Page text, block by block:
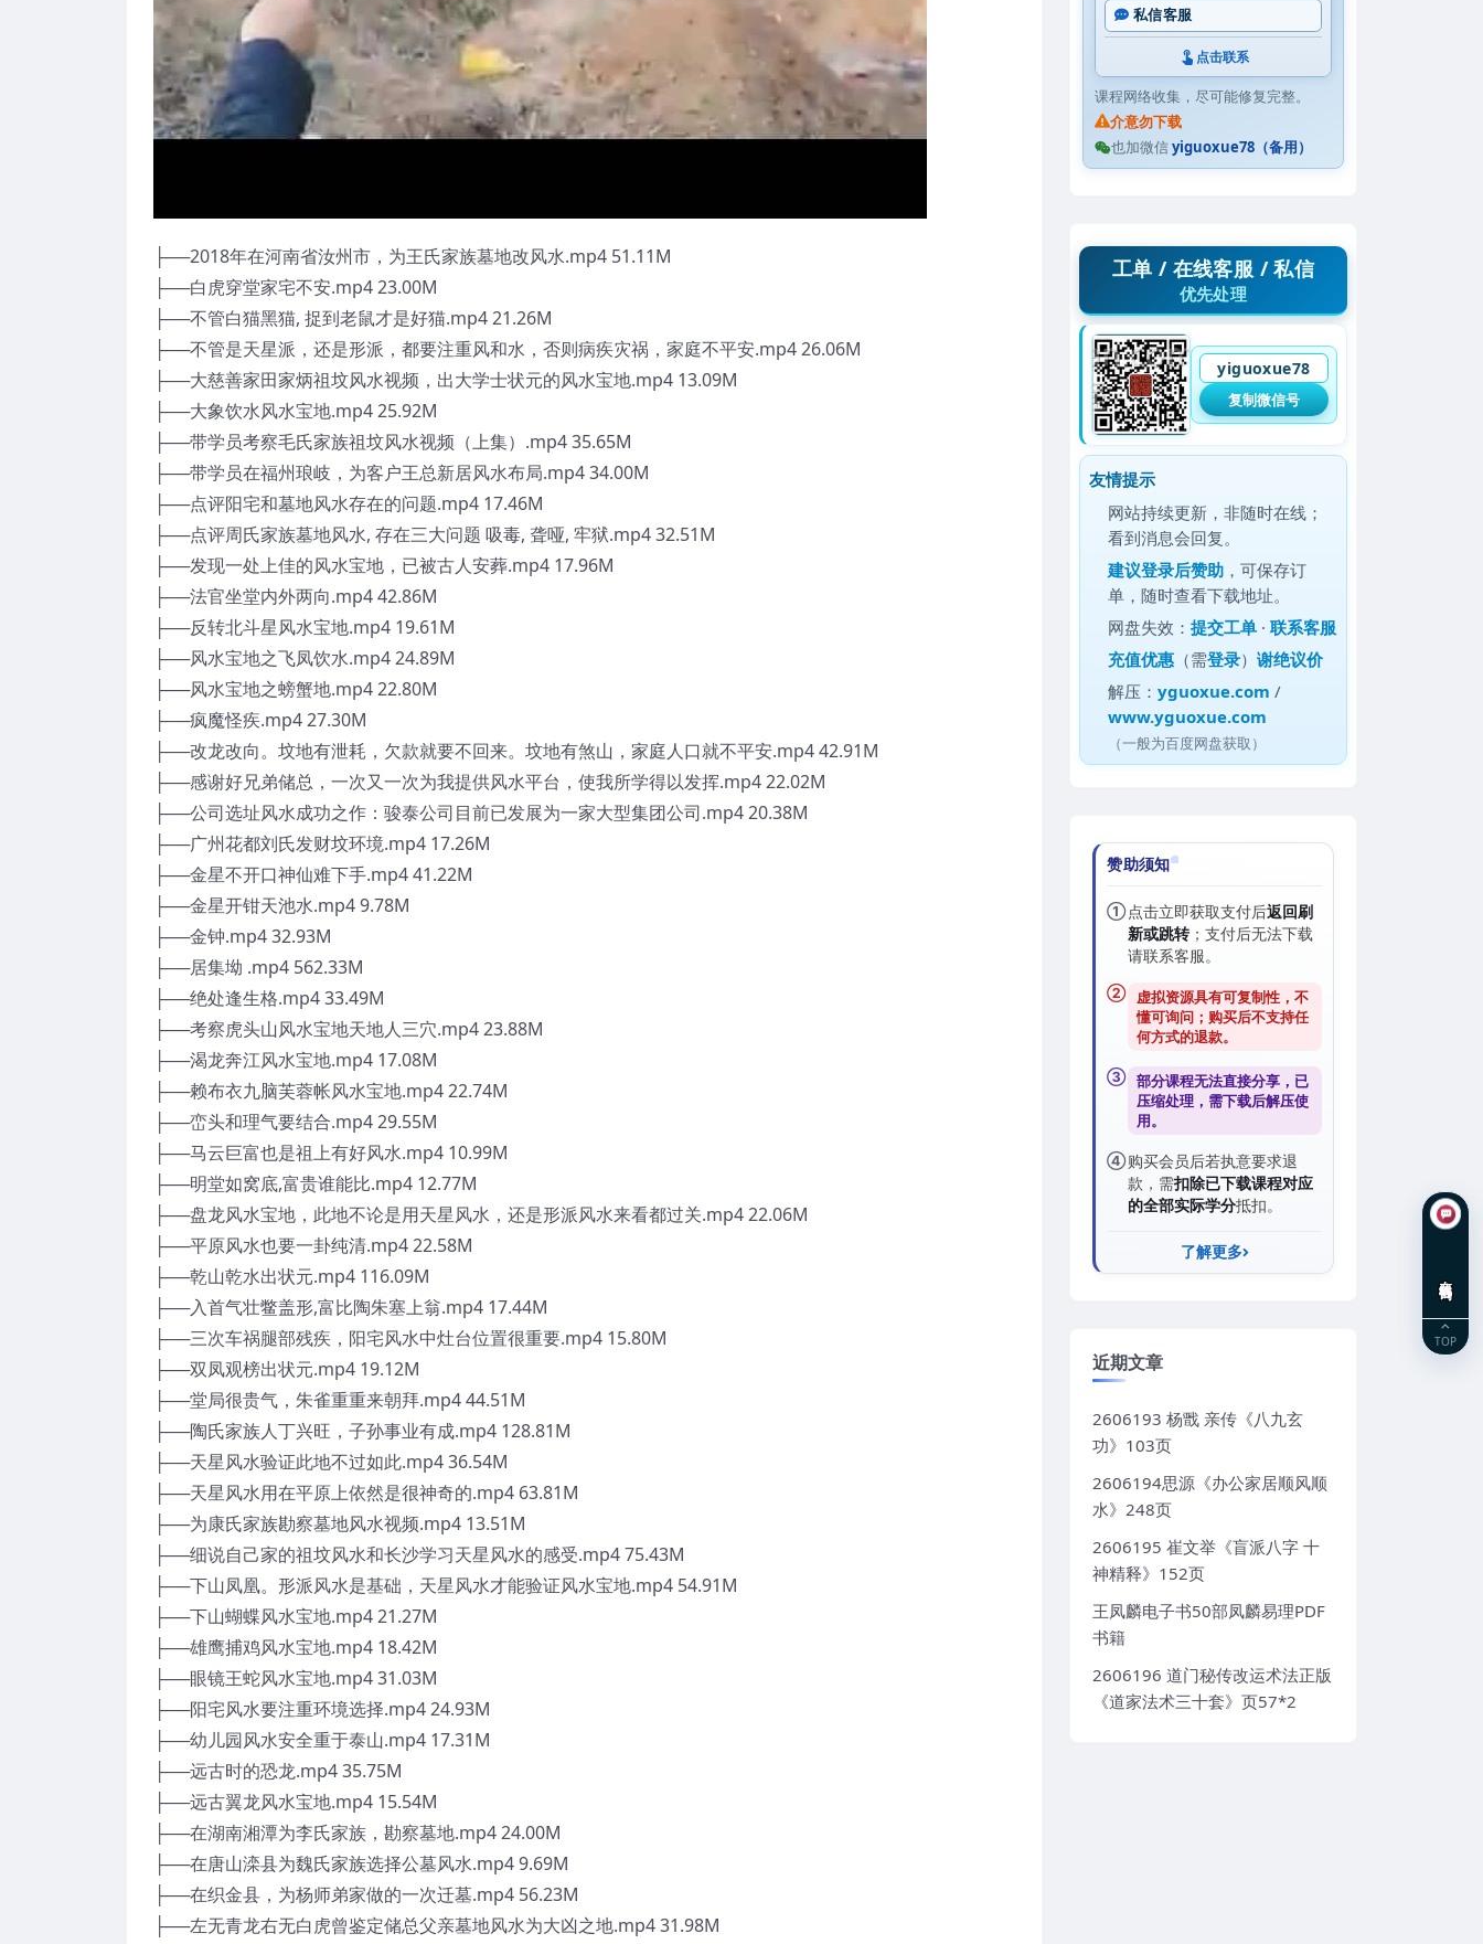
├──2018年在河南省汝州市，为王氏家族墓地改风水.mp4 51.11M
├──白虎穿堂家宅不安.mp4 23.00M
├──不管白猫黑猫, 捉到老鼠才是好猫.mp4 21.26M
├──不管是天星派，还是形派，都要注重风和水，否则病疾灾祸，家庭不平安.mp4 26.06M
├──大慈善家田家炳祖坟风水视频，出大学士状元的风水宝地.mp4 13.09M
├──大象饮水风水宝地.mp4 25.92M
├──带学员考察毛氏家族祖坟风水视频（上集）.mp4 35.65M
├──带学员在福州琅岐，为客户王总新居风水布局.mp4 34.00M
├──点评阳宅和墓地风水存在的问题.mp4 17.46M
├──点评周氏家族墓地风水, 存在三大问题 吸毒, 聋哑, 牢狱.mp4 32.51M
├──发现一处上佳的风水宝地，已被古人安葬.mp4 17.96M
├──法官坐堂内外两向.mp4 42.86M
├──反转北斗星风水宝地.mp4 19.61M
├──风水宝地之飞凤饮水.mp4 24.89M
├──风水宝地之螃蟹地.mp4 22.80M
├──疯魔怪疾.mp4 27.30M
├──改龙改向。坟地有泄耗，欠款就要不回来。坟地有煞山，家庭人口就不平安.mp4 42.91M
├──感谢好兄弟储总，一次又一次为我提供风水平台，使我所学得以发挥.mp4 22.02M
├──公司选址风水成功之作：骏泰公司目前已发展为一家大型集团公司.mp4 20.38M
├──广州花都刘氏发财坟环境.mp4 17.26M
├──金星不开口神仙难下手.mp4 41.22M
├──金星开钳天池水.mp4 9.78M
├──金钟.mp4 32.93M
├──居集坳 .mp4 562.33M
├──绝处逢生格.mp4 33.49M
├──考察虎头山风水宝地天地人三穴.mp4 23.88M
├──渴龙奔江风水宝地.mp4 17.08M
├──赖布衣九脑芙蓉帐风水宝地.mp4 22.74M
├──峦头和理气要结合.mp4 29.55M
├──马云巨富也是祖上有好风水.mp4 10.99M
├──明堂如窝底,富贵谁能比.mp4 12.77M
├──盘龙风水宝地，此地不论是用天星风水，还是形派风水来看都过关.mp4 22.06M
├──平原风水也要一卦纯清.mp4 22.58M
├──乾山乾水出状元.mp4 116.09M
├──入首气壮鳖盖形,富比陶朱塞上翁.mp4 17.44M
├──三次车祸腿部残疾，阳宅风水中灶台位置很重要.mp4 15.80M
├──双凤观榜出状元.mp4 19.12M
├──堂局很贵气，朱雀重重来朝拜.mp4 44.51M
├──陶氏家族人丁兴旺，子孙事业有成.mp4 128.81M
├──天星风水验证此地不过如此.mp4 36.54M
├──天星风水用在平原上依然是很神奇的.mp4 63.81M
├──为康氏家族勘察墓地风水视频.mp4 13.51M
├──细说自己家的祖坟风水和长沙学习天星风水的感受.mp4 75.43M
├──下山凤凰。形派风水是基础，天星风水才能验证风水宝地.mp4 54.91M
├──下山蝴蝶风水宝地.mp4 21.27M
├──雄鹰捕鸡风水宝地.mp4 18.42M
├──眼镜王蛇风水宝地.mp4 31.03M
├──阳宅风水要注重环境选择.mp4 24.93M
├──幼儿园风水安全重于泰山.mp4 17.31M
├──远古时的恐龙.mp4 35.75M
├──远古翼龙风水宝地.mp4 15.54M
├──在湖南湘潭为李氏家族，勘察墓地.mp4 24.00M
├──在唐山滦县为魏氏家族选择公墓风水.mp4 9.69M
├──在织金县，为杨师弟家做的一次迁墓.mp4 56.23M
├──左无青龙右无白虎曾鉴定储总父亲墓地风水为大凶之地.mp4 31.98M
私信客服
点击联系
课程网络收集，尽可能修复完整。
介意勿下载
也加微信yiguoxue78（备用）
工单 / 在线客服 / 私信
优先处理
yiguoxue78
复制微信号
友情提示
网站持续更新，非随时在线；
看到消息会回复。
建议登录后赞助 ，可保存订
单，随时查看下载地址。
网盘失效：提交工单 ·联系客服
充值优惠 （需登录）谢绝议价
解压：yguoxue.com /
www.yguoxue.com
（一般为百度网盘获取）
赞助须知
①点击立即获取支付后返回刷
新或跳转；支付后无法下载
请联系客服。
②
虚拟资源具有可复制性，不
懂可询问；购买后不支持任
何方式的退款。
③ 部分课程无法直接分享，已
压缩处理，需下载后解压使
用。
④购买会员后若执意要求退
款，需扣除已下载课程对应
的全部实际学分抵扣。
了解更多
近期文章
2606193 杨戬 亲传《八九玄
功》103页
2606194思源《办公家居顺风顺
水》248页
2606195 崔文举《盲派八字 十
神精释》152页
王凤麟电子书50部凤麟易理PDF
书籍
2606196 道门秘传改运术法正版
《道家法术三十套》页57*2
TOP